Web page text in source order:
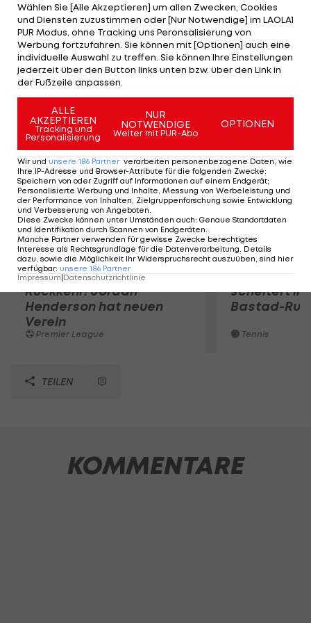
Sportdirektor Michael Zorc auf der BVB-Website.
Schieber spielte seit 2006 für die Stuttgarter,
2010/11 war er an den 1. FC Nürnberg verliehen. Der
Stürmer unterschreibt bis 2016, einzig der
medizinische Check steht noch aus.
Mehr zum Thema
Premier-League-
Rückkehr! Jordan
Henderson hat neuen
Verein
Premier League
Sebastian
scheitert in
Bastad-
Tennis
TEILEN
KOMMENTARE
Wählen Sie [Alle Akzeptieren] um allen Zwecken, Cookies
und Diensten zuzustimmen oder [Nur Notwendige] im LAOLA1
PUR Modus, ohne Tracking uns Peronsalisierung von
Werbung fortzufahren. Sie können mit [Optionen] auch eine
individuelle Auswahl zu treffen. Sie können Ihre Einstellungen
jederzeit über den Button links unten bzw. über den Link in
der Fußzeile anpassen.
ALLE
AKZEPTIEREN
Tracking und
Personalisierung
NUR
NOTWENDIGE
Weiter mit PUR-Abo
OPTIONEN
Wir und unsere 186 Partner verarbeiten personenbezogene Daten, wie
Ihre IP-Adresse und Browser-Attribute für die folgenden Zwecke:
Speichern von oder Zugriff auf Informationen auf einem Endgerät;
Personalisierte Werbung und Inhalte, Messung von Werbeleistung und
der Performance von Inhalten, Zielgruppenforschung sowie Entwicklung
und Verbesserung von Angeboten.
Diese Zwecke können unter Umständen auch: Genaue Standortdaten
und Identifikation durch Scannen von Endgeräten.
Manche Partner verwenden für gewisse Zwecke berechtigtes
Interesse als Rechtsgrundlage für die Datenverarbeitung. Details
dazu, sowie die Möglichkeit Ihr Widerspruchsrecht auszuüben, sind hier
verfügbar: unsere 186 Partner
Impressum Datenschutzrichtlinie